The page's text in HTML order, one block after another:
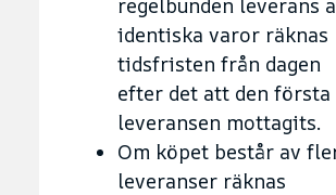
identiska varor räknas
tidsfristen från dagen
efter det att den första
leveransen mottagits.
Om köpet består av
leveranser räknas